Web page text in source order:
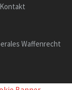
Kontakt
Waffenrecht